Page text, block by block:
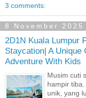
3 comments:
8 November 2025
2D1N Kuala Lumpur
Staycation| A Unique
Adventure With Kids
Musim cuti
hampir
unik, yang